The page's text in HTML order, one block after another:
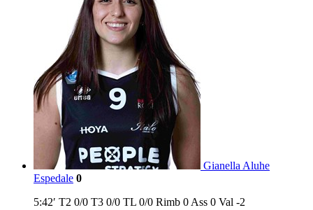
Gianella Aluhe
Espedale 0
5:42′ T2 0/0 T3 0/0 TL 0/0 Rimb 0 Ass 0 Val -2